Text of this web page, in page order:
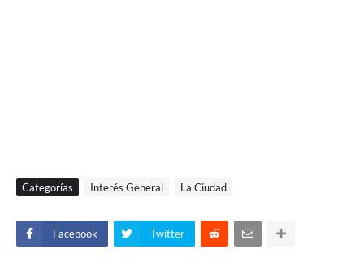
Categorías Interés General La Ciudad
Facebook Twitter